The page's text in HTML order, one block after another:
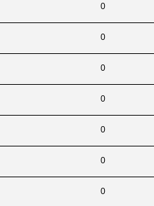
0
0
0
0
0
0
0